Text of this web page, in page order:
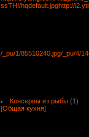
ssTHI/hqdefault.jpghttp://
/_pu/1/85510240.jpg/_pu/4/
Консервы из рыбы (1)
[Общая кухня]